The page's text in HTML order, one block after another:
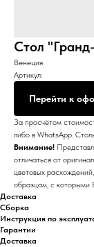
Стол
Венеция
Артикул:
Перейти к
За просчётом
либо в WhatsApp.
Внимание!
отличаться от
цветовых
образцам, с которыми
Доставка
Сборка
Инструкция по
Гарантии
Доставка